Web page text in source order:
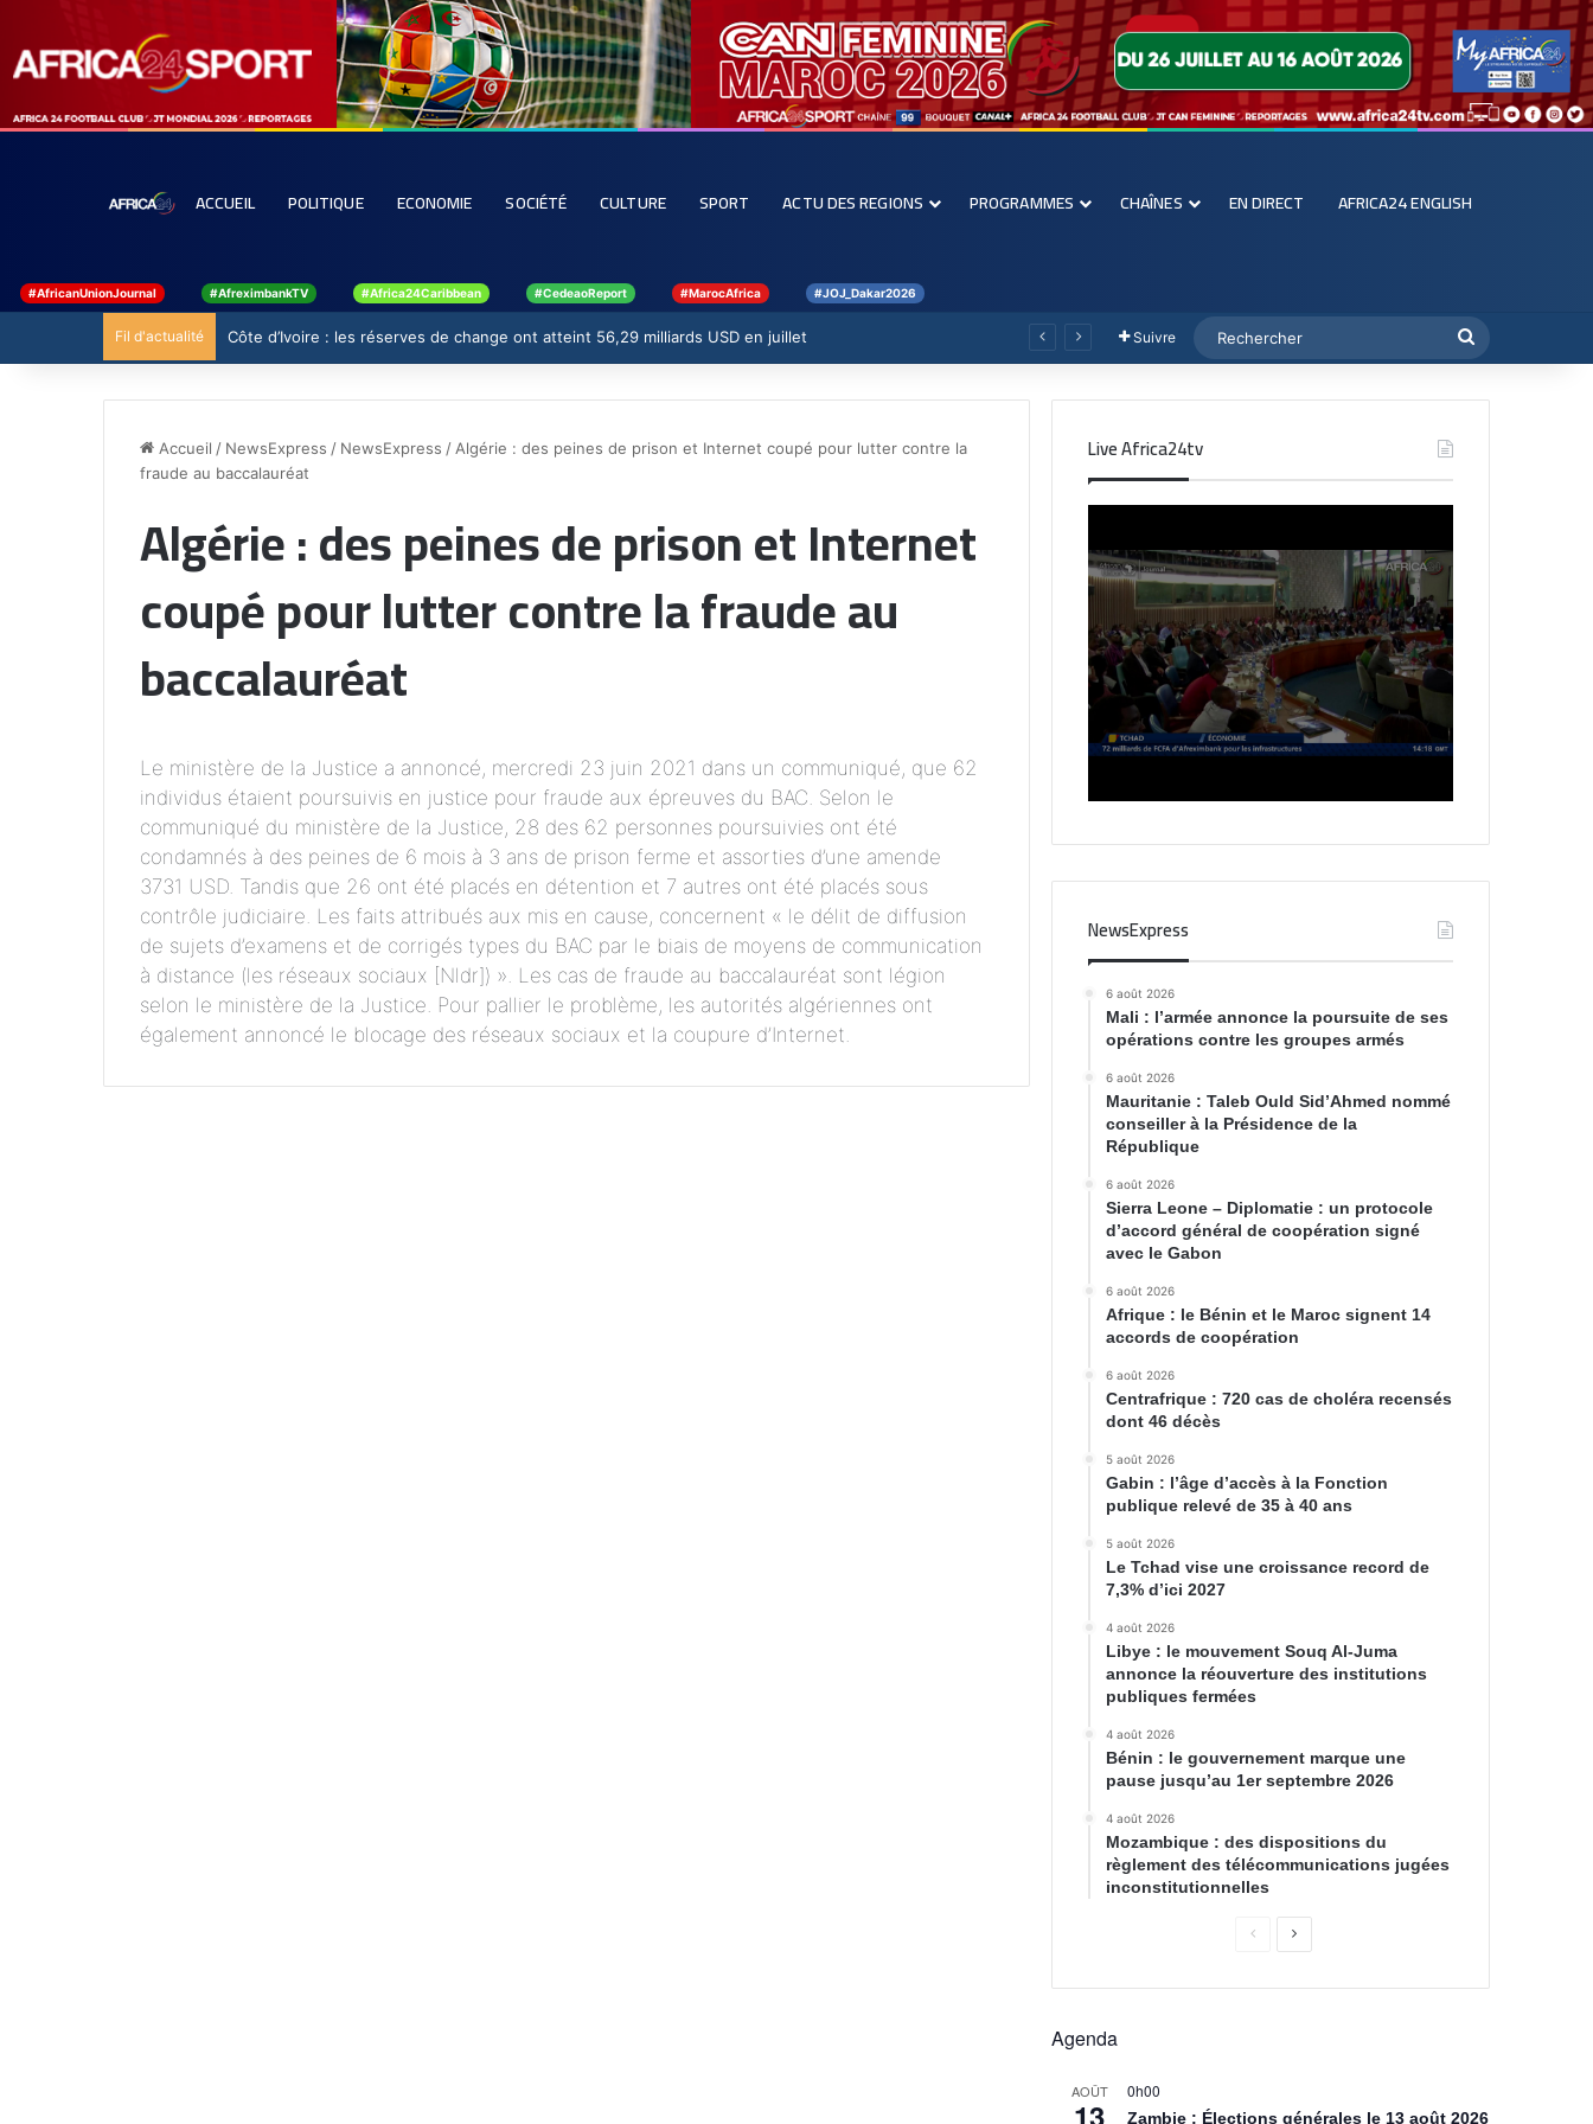
ACCUEIL POLITIQUE ECONOMIE SOCIÉTÉ CULTURE SPORT ACTU DES REGIONS PROGRAMMES CHAÎNES EN DIRECT AFRICA24 ENGLISH
#AfricanUnionJournal #AfreximbankTV #Africa24Caribbean #CedeaoReport #MarocAfrica #JOJ_Dakar2026
Fil d'actualité Côte d’Ivoire : les réserves de change ont atteint 56,29 milliards USD en juillet Suivre
Accueil / NewsExpress / NewsExpress /Algérie : des peines de prison et Internet coupé pour lutter contre la
fraude au baccalauréat
Algérie : des peines de prison et Internet
coupé pour lutter contre la fraude au
baccalauréat
Le ministère de la Justice a annoncé, mercredi 23 juin 2021 dans un communiqué, que 62
individus étaient poursuivis en justice pour fraude aux épreuves du BAC. Selon le
communiqué du ministère de la Justice, 28 des 62 personnes poursuivies ont été
condamnés à des peines de 6 mois à 3 ans de prison ferme et assorties d’une amende
3731 USD. Tandis que 26 ont été placés en détention et 7 autres ont été placés sous
contrôle judiciaire. Les faits attribués aux mis en cause, concernent « le délit de diffusion
de sujets d’examens et de corrigés types du BAC par le biais de moyens de communication
à distance (les réseaux sociaux [Nldr]) ». Les cas de fraude au baccalauréat sont légion
selon le ministère de la Justice. Pour pallier le problème, les autorités algériennes ont
également annoncé le blocage des réseaux sociaux et la coupure d’Internet.
Live Africa24tv
NewsExpress
6 août 2026
Mali : l’armée annonce la poursuite de ses
opérations contre les groupes armés
6 août 2026
Mauritanie : Taleb Ould Sid’Ahmed nommé
conseiller à la Présidence de la
République
6 août 2026
Sierra Leone – Diplomatie : un protocole
d’accord général de coopération signé
avec le Gabon
6 août 2026
Afrique : le Bénin et le Maroc signent 14
accords de coopération
6 août 2026
Centrafrique : 720 cas de choléra recensés
dont 46 décès
5 août 2026
Gabin : l’âge d’accès à la Fonction
publique relevé de 35 à 40 ans
5 août 2026
Le Tchad vise une croissance record de
7,3% d’ici 2027
4 août 2026
Libye : le mouvement Souq Al-Juma
annonce la réouverture des institutions
publiques fermées
4 août 2026
Bénin : le gouvernement marque une
pause jusqu’au 1er septembre 2026
4 août 2026
Mozambique : des dispositions du
règlement des télécommunications jugées
inconstitutionnelles
Agenda
AOÛT 0h00
Zambie : Élections générales le 13 août 2026